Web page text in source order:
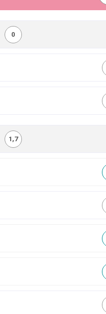
0
1,7